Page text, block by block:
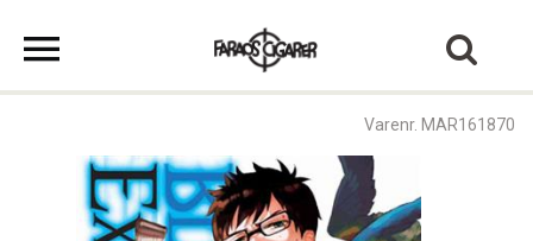
Varenr. MAR161870